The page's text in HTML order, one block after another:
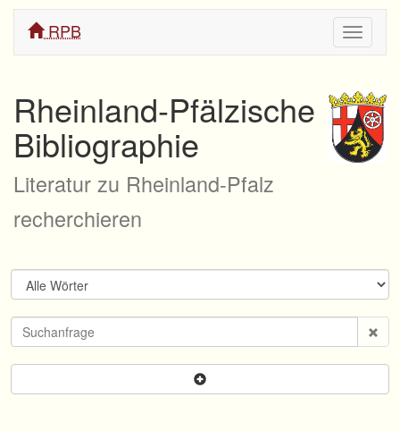
ein/
RPB
Rheinland-Pfälzische
Bibliographie
Literatur zu Rheinland-Pfalz
recherchieren